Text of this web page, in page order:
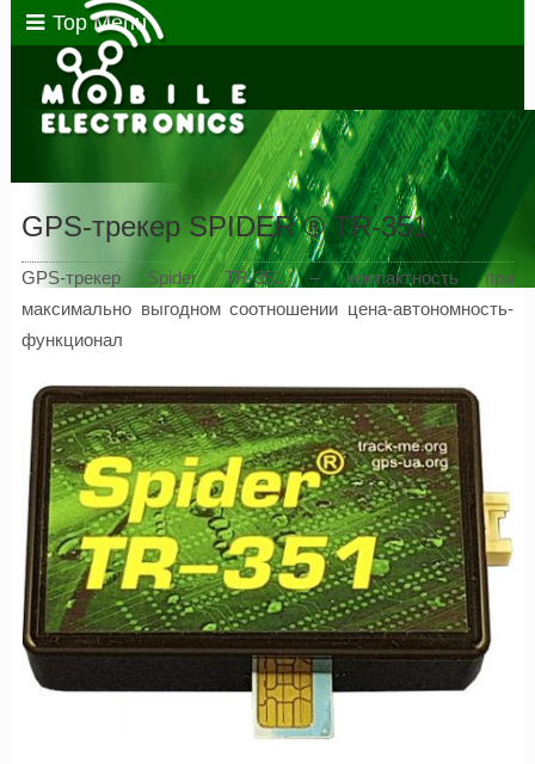
Top Menu
GPS-трекер SPIDER ® TR-351
GPS-трекер Spider TR-351 – компактность при
максимально выгодном соотношении цена-автономность-
функционал